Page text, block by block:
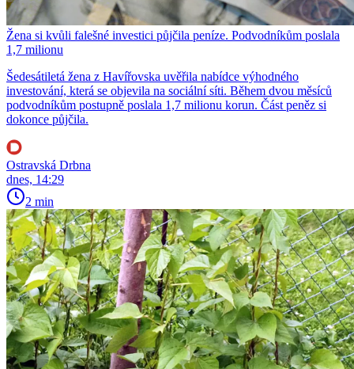
Žena si kvůli falešné investici půjčila peníze. Podvodníkům poslala
1,7 milionu
Šedesátiletá žena z Havířovska uvěřila nabídce výhodného
investování, která se objevila na sociální síti. Během dvou měsíců
podvodníkům postupně poslala 1,7 milionu korun. Část peněz si
dokonce půjčila.
Ostravská Drbna
dnes, 14:29
2 min